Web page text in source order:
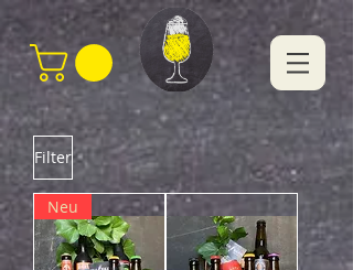
Filter
Neu